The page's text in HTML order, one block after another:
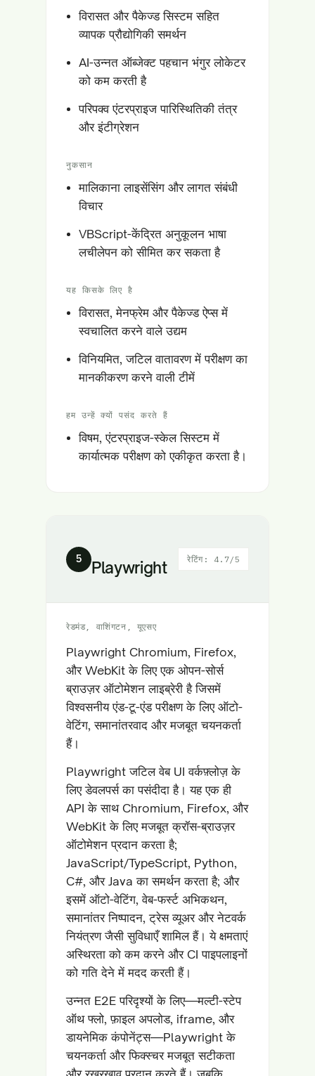
विरासत और पैकेज्ड सिस्टम सहित
व्यापक प्रौद्योगिकी समर्थन
AI-उन्नत ऑब्जेक्ट पहचान भंगुर लोकेटर
को कम करती है
परिपक्व एंटरप्राइज पारिस्थितिकी तंत्र
और इंटीग्रेशन
नुकसान
मालिकाना लाइसेंसिंग और लागत संबंधी
विचार
VBScript-केंद्रित अनुकूलन भाषा
लचीलेपन को सीमित कर सकता है
यह किसके लिए है
विरासत, मेनफ्रेम और पैकेज्ड ऐप्स में
स्वचालित करने वाले उद्यम
विनियमित, जटिल वातावरण में परीक्षण का
मानकीकरण करने वाली टीमें
हम उन्हें क्यों पसंद करते हैं
विषम, एंटरप्राइज-स्केल सिस्टम में
कार्यात्मक परीक्षण को एकीकृत करता है।
5 Playwright रेटिंग: 4.7/5
रेडमंड, वाशिंगटन, यूएसए
Playwright Chromium, Firefox,
और WebKit के लिए एक ओपन-सोर्स
ब्राउज़र ऑटोमेशन लाइब्रेरी है जिसमें
विश्वसनीय एंड-टू-एंड परीक्षण के लिए ऑटो-
वेटिंग, समानांतरवाद और मजबूत चयनकर्ता
हैं।
Playwright जटिल वेब UI वर्कफ़्लोज़ के
लिए डेवलपर्स का पसंदीदा है। यह एक ही
API के साथ Chromium, Firefox, और
WebKit के लिए मजबूत क्रॉस-ब्राउज़र
ऑटोमेशन प्रदान करता है;
JavaScript/TypeScript, Python,
C#, और Java का समर्थन करता है; और
इसमें ऑटो-वेटिंग, वेब-फर्स्ट अभिकथन,
समानांतर निष्पादन, ट्रेस व्यूअर और नेटवर्क
नियंत्रण जैसी सुविधाएँ शामिल हैं। ये क्षमताएं
अस्थिरता को कम करने और CI पाइपलाइनों
को गति देने में मदद करती हैं।
उन्नत E2E परिदृश्यों के लिए—मल्टी-स्टेप
ऑथ फ्लो, फ़ाइल अपलोड, iframe, और
डायनेमिक कंपोनेंट्स—Playwright के
चयनकर्ता और फिक्स्चर मजबूत सटीकता